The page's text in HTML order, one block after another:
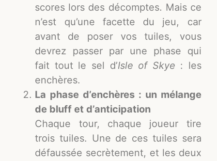
scores lors des décomptes. Mais ce
n’est qu’une facette du jeu, car
avant de poser vos tuiles, vous
devrez passer par une phase qui
fait tout le sel d’Isle of Skye : les
enchères.
La phase d’enchères : un mélange
de bluff et d’anticipation
Chaque tour, chaque joueur tire
trois tuiles. Une de ces tuiles sera
défaussée secrètement, et les deux